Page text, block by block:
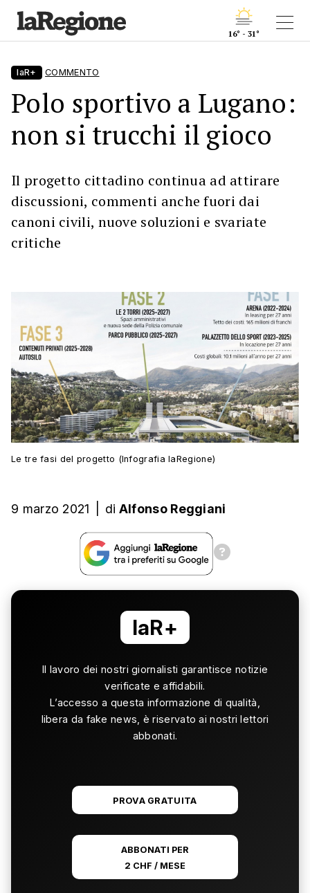
16° - 31°
laR+ COMMENTO
Polo sportivo a Lugano:
non si trucchi il gioco
Il progetto cittadino continua ad attirare
discussioni, commenti anche fuori dai
canoni civili, nuove soluzioni e svariate
critiche
Le tre fasi del progetto (Infografia laRegione)
9 marzo 2021 di Alfonso Reggiani
laR+
Il lavoro dei nostri giornalisti garantisce notizie
verificate e affidabili.
L’accesso a questa informazione di qualità,
libera da fake news, è riservato ai nostri lettori
abbonati.
PROVA GRATUITA
ABBONATI PER
2 CHF / MESE